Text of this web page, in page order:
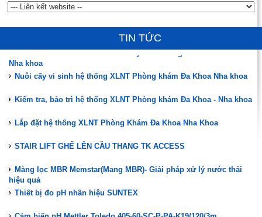
TIN TỨC
Đào tạo, hướng dẫn vận hành, chuyển giao công nghệ
ĐÃ CÓ HÀNG MÀNG MBR MEMSTAR (SINGAPORE)
Phân tích mẫu nước thải sau xử lý cho Phòng khám Đa Khoa -
Nha khoa
Nuôi cấy vi sinh hệ thống XLNT Phòng khám Đa Khoa Nha khoa
Kiểm tra, bảo trì hệ thống XLNT Phòng khám Đa Khoa - Nha khoa
Lắp đặt hệ thống XLNT Phòng Khám Đa Khoa Nha Khoa
STAIR LIFT GHẾ LÊN CẦU THANG TK ACCESS
Màng lọc MBR Memstar(Mang MBR)- Giải pháp xử lý nước thải
hiệu quả
Thiết bị đo pH nhãn hiệu SUNTEX
Cảm biến pH Mettler Toledo 405-60-SC-P-PA-K19/120/3m